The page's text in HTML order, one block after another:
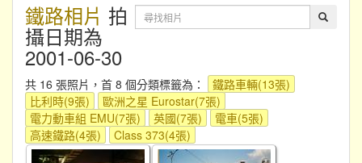
鐵路相片 拍
攝日期為
2001-06-30
共 16 張照片，首 8 個分類標籤為：
鐵路車輛(13張)
比利時(9張)
歐洲之星 Eurostar(7張)
電力動車組 EMU(7張)
英國(7張)
電車(5張)
高速鐵路(4張)
Class 373(4張)